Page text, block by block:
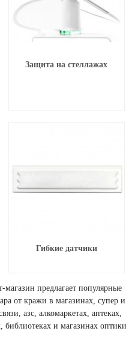
Защита на стеллажах
Гибкие датчики
предлагает популярные
от кражи в магазинах, супер и
азс, алкомаркетах, аптеках,
библиотеках и магазинах оптики